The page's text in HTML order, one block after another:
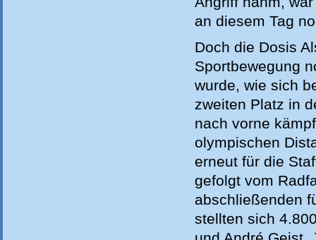
an diesem Tag
Doch die Dosis
Sportbewegung
wurde, wie sich
zweiten Platz in
nach vorne
olympischen
erneut für die
gefolgt vom
abschließenden
stellten sich